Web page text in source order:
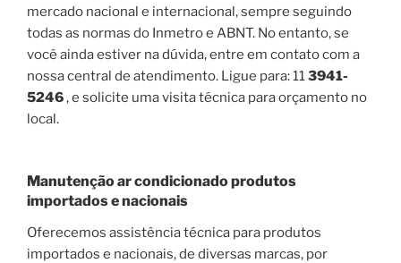
mercado nacional e internacional, sempre seguindo
todas as normas do Inmetro e ABNT. No entanto, se
você ainda estiver na dúvida, entre em contato com a
nossa central de atendimento. Ligue para: 113941-
5246, e solicite uma visita técnica para orçamento no
local.
Manutenção ar condicionado produtos
importados e nacionais
Oferecemos assistência técnica para produtos
importados e nacionais, de diversas marcas, por